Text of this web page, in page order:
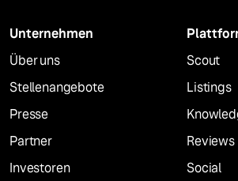
Unternehmen
Über uns
Stellenangebote
Presse
Partner
Investoren
Scout
Listings
Reviews
Social